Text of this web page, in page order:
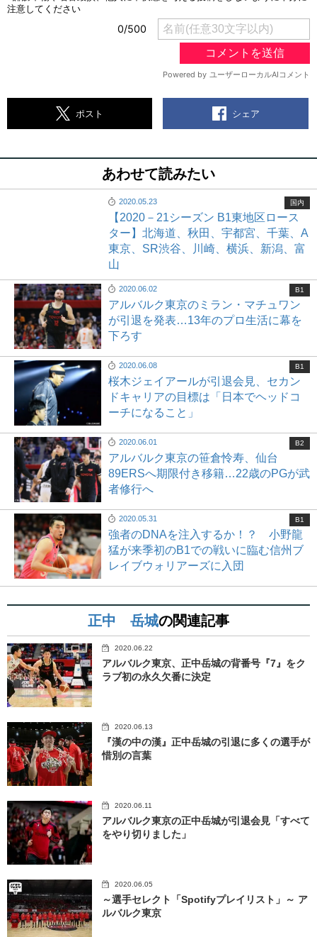
ポスト シェア
あわせて読みたい
2020.05.23
【2020－21シーズン B1東地区ロース
ター】北海道、秋田、宇都宮、千葉、A
東京、SR渋谷、川崎、横浜、新潟、富
山
国内
2020.06.02
アルバルク東京のミラン・マチュワン
が引退を発表…13年のプロ生活に幕を
下ろす
B1
2020.06.08
桜木ジェイアールが引退会見、セカン
ドキャリアの目標は「日本でヘッドコ
ーチになること」
B1
2020.06.01
アルバルク東京の笹倉怜寿、仙台
89ERSへ期限付き移籍…22歳のPGが武
者修行へ
B2
2020.05.31
強者のDNAを注入するか！？ 小野龍
猛が来季初のB1での戦いに臨む信州ブ
レイブウォリアーズに入団
B1
正中 岳城の関連記事
2020.06.22
アルバルク東京、正中岳城の背番号『7』をク
ラブ初の永久欠番に決定
2020.06.13
『漢の中の漢』正中岳城の引退に多くの選手が
惜別の言葉
2020.06.11
アルバルク東京の正中岳城が引退会見「すべて
をやり切りました」
2020.06.05
～選手セレクト「Spotifyプレイリスト」～ ア
ルバルク東京